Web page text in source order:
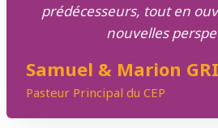
prédécesseurs, tout en
nouvelles
Samuel & Marion
Pasteur Principal du CEP